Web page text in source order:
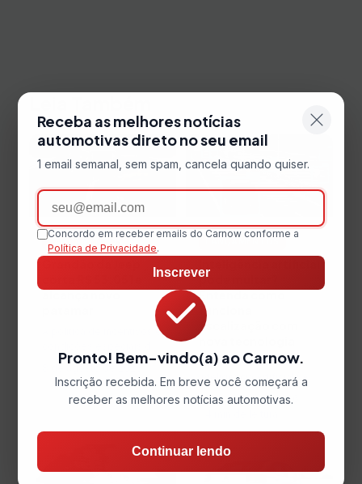
LANÇAMENTOS
alcança novo
A política de incentivos e
compra para o segmento
de pessoas com
deficiência (PcD)
continua…
8 de agosto de 2026
3 min de leitura
pode multar?
Entenda como
funciona
fiscalização com
A presença da
Inteligência Artificial (IA)
no trânsito avançou de
forma significativa em
nos…
8 de agosto de 2026
Receba as melhores notícias
automotivas direto no seu email
1 email semanal, sem spam, cancela quando quiser.
Email
Concordo em receber emails do Carnow conforme a
Política de Privacidade.
Inscrever
Pronto! Bem-vindo(a) ao Carnow.
Inscrição recebida. Em breve você começará a
receber as melhores notícias automotivas.
Continuar lendo